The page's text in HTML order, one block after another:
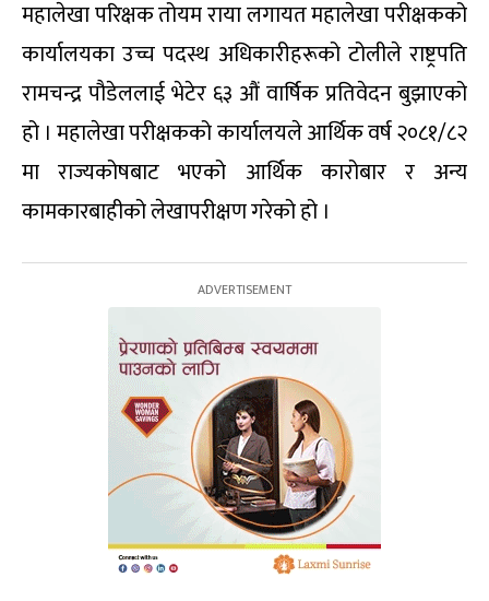
महालेखा परिक्षक तोयम राया लगायत महालेखा परीक्षकको
कार्यालयका उच्च पदस्थ अधिकारीहरूको टोलीले राष्ट्रपति
रामचन्द्र पौडेललाई भेटेर ६३ औं वार्षिक प्रतिवेदन बुझाएको
हो । महालेखा परीक्षकको कार्यालयले आर्थिक वर्ष २०८१/८२
मा राज्यकोषबाट भएको आर्थिक कारोबार र अन्य
कामकारबाहीको लेखापरीक्षण गरेको हो ।